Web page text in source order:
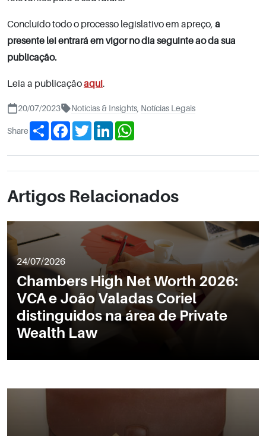
Concluído todo o processo legislativo em apreço, a
presente lei entrará em vigor no dia seguinte ao da sua
publicação.
Leia a publicaçãoaqui.
20/07/2023 Notícias & Insights Notícias Legais
Share Share FacebookTwitterLinkedIn
Artigos Relacionados
24/07/2026
Chambers High Net Worth 2026:
VCA e João Valadas Coriel
distinguidos na área de Private
Wealth Law